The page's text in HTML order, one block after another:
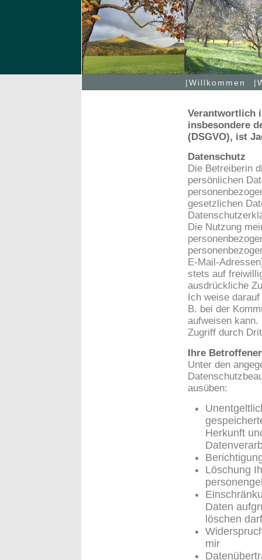
|Willkommen
Verantwortlich
insbesondere
(DSGVO), ist
Datenschutz
Die Betreiberin
persönlichen
gesetzlichen
Die Nutzung
E-Mail-
stets auf
ausdrückliche
Ich weise
B. bei der
aufweisen
Zugriff durch
Ihre
Unter den
ausüben:
Herkunft
Löschung
Daten
löschen darf
mir